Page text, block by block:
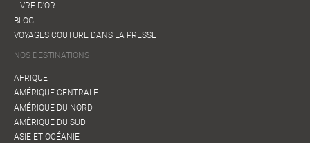
LIVRE D'OR
BLOG
VOYAGES COUTURE DANS LA PRESSE
NOS DESTINATIONS
AFRIQUE
AMÉRIQUE CENTRALE
AMÉRIQUE DU NORD
AMÉRIQUE DU SUD
ASIE ET OCÉANIE